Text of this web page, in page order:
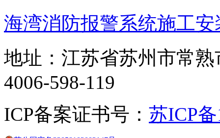
海湾消防报警系统施工
地址：江苏省苏州市常
4006-598-119
ICP备案证书号： 苏ICP